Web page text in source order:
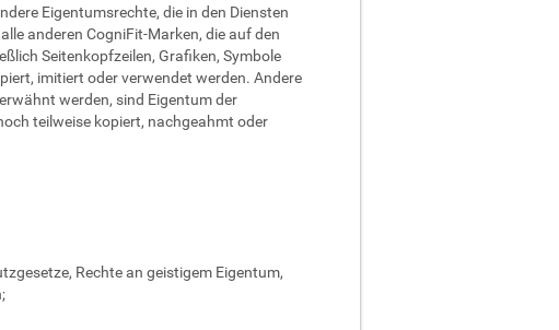
Eigentumsrechte, die in den Diensten
anderen CogniFit-Marken, die auf den
Seitenkopfzeilen, Grafiken, Symbole
imitiert oder verwendet werden. Andere
werden, sind Eigentum der
teilweise kopiert, nachgeahmt oder
Rechte an geistigem Eigentum,